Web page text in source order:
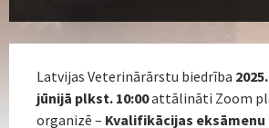
Latvijas Veterinārārstu biedrība
jūnijā plkst. 10:00attālināti Zoom
organizē – Kvalifikācijas eksāmenu